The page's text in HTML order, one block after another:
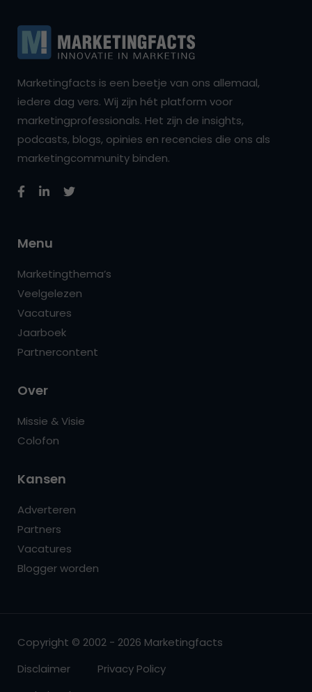
Marketingfacts is een beetje van ons allemaal,
iedere dag vers. Wij zijn hét platform voor
marketingprofessionals. Het zijn de insights,
podcasts, blogs, opinies en recencies die ons als
marketingcommunity binden.
Menu
Marketingthema’s
Veelgelezen
Vacatures
Jaarboek
Partnercontent
Over
Missie & Visie
Colofon
Kansen
Adverteren
Partners
Vacatures
Blogger worden
Copyright © 2002 - 2026 Marketingfacts
Disclaimer
Privacy Policy